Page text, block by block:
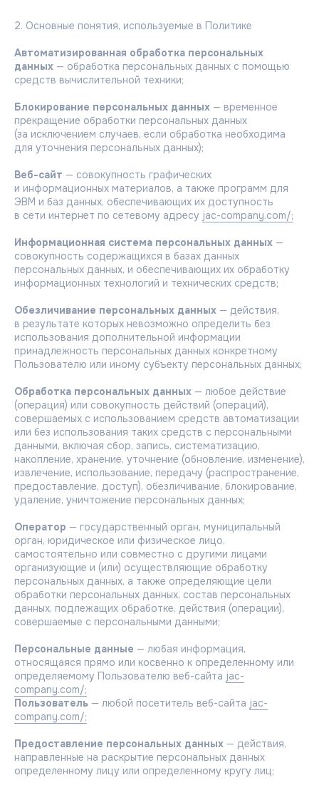
2. Основные понятия, используемые в Политике
Автоматизированная обработка персональных
данных — обработка персональных данных с помощью
средств вычислительной техники;
Блокирование персональных данных — временное
прекращение обработки персональных данных
(за исключением случаев, если обработка необходима
для уточнения персональных данных);
Веб-сайт — совокупность графических
и информационных материалов, а также программ для
ЭВМ и баз данных, обеспечивающих их доступность
в сети интернет по сетевому адресу jac-company.com/;
Информационная система персональных данных —
совокупность содержащихся в базах данных
персональных данных, и обеспечивающих их обработку
информационных технологий и технических средств;
Обезличивание персональных данных — действия,
в результате которых невозможно определить без
использования дополнительной информации
принадлежность персональных данных конкретному
Пользователю или иному субъекту персональных данных;
Обработка персональных данных — любое действие
(операция) или совокупность действий (операций),
совершаемых с использованием средств автоматизации
или без использования таких средств с персональными
данными, включая сбор, запись, систематизацию,
накопление, хранение, уточнение (обновление, изменение),
извлечение, использование, передачу (распространение,
предоставление, доступ), обезличивание, блокирование,
удаление, уничтожение персональных данных;
Оператор — государственный орган, муниципальный
орган, юридическое или физическое лицо,
самостоятельно или совместно с другими лицами
организующие и (или) осуществляющие обработку
персональных данных, а также определяющие цели
обработки персональных данных, состав персональных
данных, подлежащих обработке, действия (операции),
совершаемые с персональными данными;
Персональные данные — любая информация,
относящаяся прямо или косвенно к определенному или
определяемому Пользователю веб-сайта jac-
company.com/;
Пользователь — любой посетитель веб-сайта jac-
company.com/;
Предоставление персональных данных — действия,
направленные на раскрытие персональных данных
определенному лицу или определенному кругу лиц;